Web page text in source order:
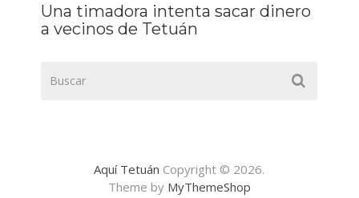
Una timadora intenta sacar dinero
a vecinos de Tetuán
Aquí Tetuán Copyright © 2026.
Theme by MyThemeShop